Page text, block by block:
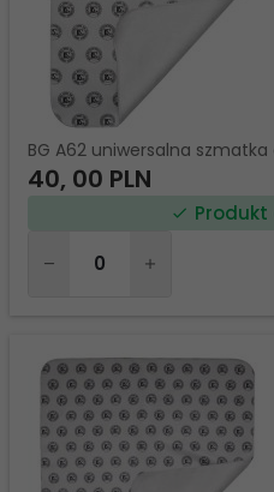
BG A62 uniwersalna
40, 00 PLN
dla